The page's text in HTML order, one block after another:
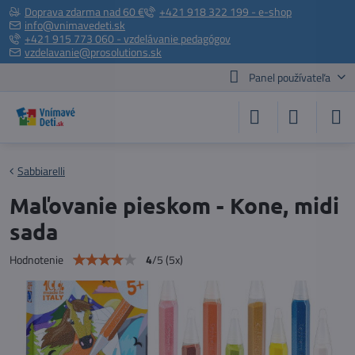
Doprava zdarma nad 60 €
+421 918 322 199 - e-shop
info@vnimavedeti.sk
+421 915 773 060 - vzdelávanie pedagógov
vzdelavanie@prosolutions.sk
Panel používateľa
Sabbiarelli
Maľovanie pieskom - Kone, midi
sada
Hodnotenie 4/5(5x)